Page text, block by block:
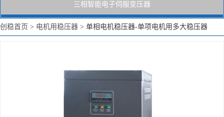
三相智能电子伺服变压器
创稳首页 > 电机用稳压器 > 单相电机稳压器-单项电机用多大稳压器